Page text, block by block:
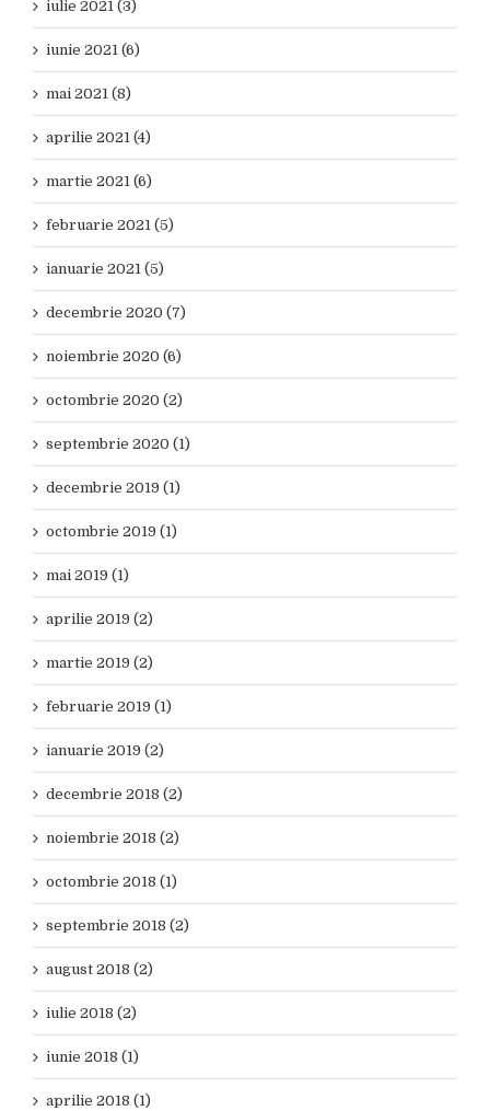
iulie 2021 (3)
iunie 2021 (6)
mai 2021 (8)
aprilie 2021 (4)
martie 2021 (6)
februarie 2021 (5)
ianuarie 2021 (5)
decembrie 2020 (7)
noiembrie 2020 (6)
octombrie 2020 (2)
septembrie 2020 (1)
decembrie 2019 (1)
octombrie 2019 (1)
mai 2019 (1)
aprilie 2019 (2)
martie 2019 (2)
februarie 2019 (1)
ianuarie 2019 (2)
decembrie 2018 (2)
noiembrie 2018 (2)
octombrie 2018 (1)
septembrie 2018 (2)
august 2018 (2)
iulie 2018 (2)
iunie 2018 (1)
aprilie 2018 (1)